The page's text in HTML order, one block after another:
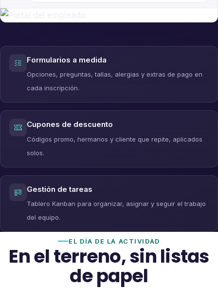
Formularios a medida
Opciones, preguntas, tallas, alergias y extras de pago en
cada inscripción.
Cupones de descuento
Códigos promo, hermanos y cliente que repite, aplicados
solos.
Gestión de tareas
Tablero Kanban para organizar, asignar y seguir el trabajo
del equipo.
EL DÍA DE LA ACTIVIDAD
En el terreno, sin listas
de papel